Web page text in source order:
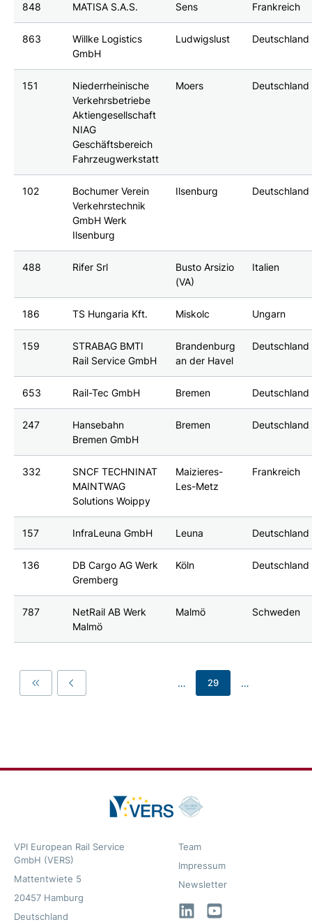
848 MATISA S.A.S. Sens Frankreich
863
Willke Logistics
GmbH
Ludwigslust Deutschland
151
Niederrheinische
Verkehrsbetriebe
Aktiengesellschaft
NIAG
Geschäftsbereich
Fahrzeugwerkstatt
Moers Deutschland
102
Bochumer Verein
Verkehrstechnik
GmbH Werk
Ilsenburg
Ilsenburg Deutschland
488 Rifer Srl
Busto Arsizio
(VA)
Italien
186 TS Hungaria Kft. Miskolc Ungarn
159
STRABAG BMTI
Rail Service GmbH
Brandenburg
an der Havel
Deutschland
653 Rail-Tec GmbH Bremen Deutschland
247
Hansebahn
Bremen GmbH
Bremen Deutschland
332
SNCF TECHNINAT
MAINTWAG
Solutions Woippy
Maizieres-
Les-Metz
Frankreich
157 InfraLeuna GmbH Leuna Deutschland
136
DB Cargo AG Werk
Gremberg
Köln Deutschland
787
NetRail AB Werk
Malmö
Malmö Schweden
First Previous
… 29 …
VPI European Rail Service
GmbH (VERS)
Mattentwiete 5
20457 Hamburg
Deutschland
Team
Impressum
Newsletter
LinkedInYouTube